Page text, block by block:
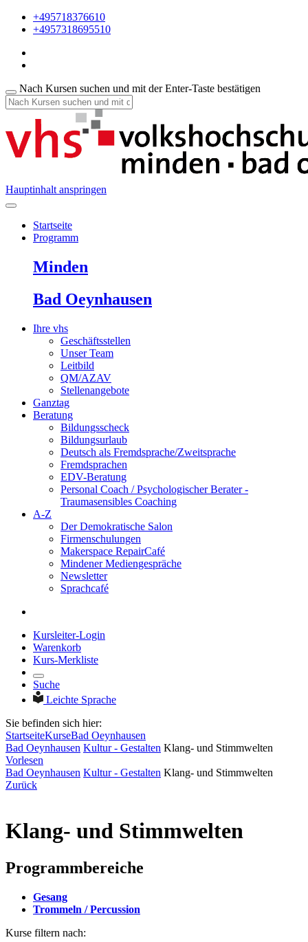
+495718376610
+4957318695510
Nach Kursen suchen und mit der Enter-Taste bestätigen
Hauptinhalt anspringen
Startseite
Programm
Minden
Bad Oeynhausen
Ihre vhs
Geschäftsstellen
Unser Team
Leitbild
QM/AZAV
Stellenangebote
Ganztag
Beratung
Bildungsscheck
Bildungsurlaub
Deutsch als Fremdsprache/Zweitsprache
Fremdsprachen
EDV-Beratung
Personal Coach / Psychologischer Berater -
Traumasensibles Coaching
A-Z
Der Demokratische Salon
Firmenschulungen
Makerspace RepairCafé
Mindener Mediengespräche
Newsletter
Sprachcafé
Kursleiter-Login
Warenkorb
Kurs-Merkliste
Suche
Leichte Sprache
Sie befinden sich hier:
StartseiteKurseBad Oeynhausen
Bad Oeynhausen Kultur - Gestalten Klang- und Stimmwelten
Vorlesen
Bad Oeynhausen Kultur - Gestalten Klang- und Stimmwelten
Zurück
Klang- und Stimmwelten
Programmbereiche
Gesang
Trommeln / Percussion
Kurse filtern nach: